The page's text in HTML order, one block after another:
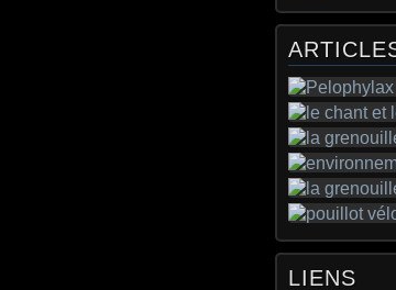
LIENS